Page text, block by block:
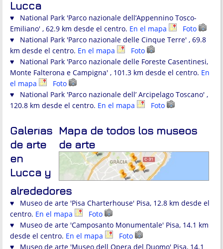
Lucca
♥ National Park 'Parco nazionale dell’Appennino Tosco-
Emiliano' , 62.9 km desde el centro. En el mapa
Foto
♥ National Park 'Parco nazionale delle Cinque Terre' , 69.8
km desde el centro. En el mapa
Foto
♥ National Park 'Parco nazionale delle Foreste Casentinesi,
Monte Falterona e Campigna' , 101.3 km desde el centro. En
el mapa
Foto
♥ National Park 'Parco nazionale dell’ Arcipelago Toscano' ,
120.8 km desde el centro. En el mapa Foto
Mapa de todos los museos
de arte
Galerías
de arte
en
Lucca y
alrededores
♥ Museo de arte 'Pisa Charterhouse' Pisa, 12.8 km desde el
centro. En el mapa
Foto
♥ Museo de arte 'Camposanto Monumentale' Pisa, 14.1 km
desde el centro. En el mapa
Foto
♥ Museo de arte 'Museo dell Opera del Duomo' Pisa, 14.1